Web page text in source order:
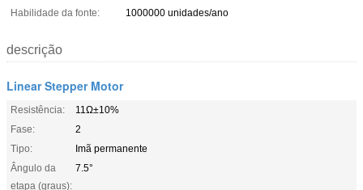
Habilidade da fonte:
1000000 unidades/ano
descrição
Linear Stepper Motor
Resistência:
11Ω±10%
Fase:
2
Tipo:
Imã permanente
Ângulo da
etapa (graus):
7.5°